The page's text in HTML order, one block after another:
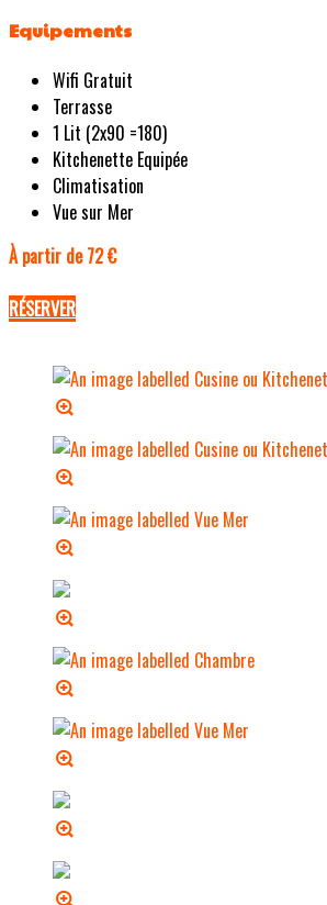
Equipements
Wifi Gratuit
Terrasse
1 Lit (2x90 =180)
Kitchenette Equipée
Climatisation
Vue sur Mer
À partir de 72 €
RÉSERVER